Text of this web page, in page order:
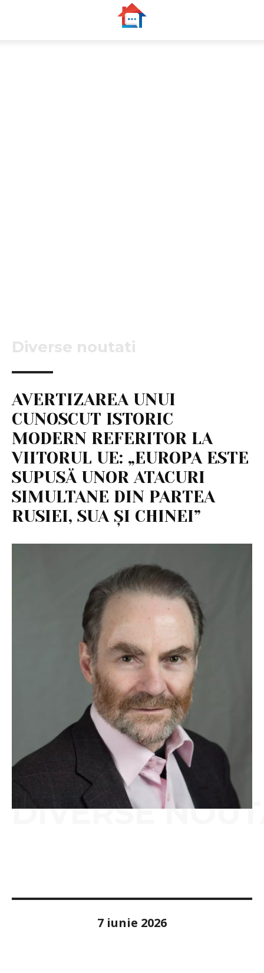
Diverse noutati
AVERTIZAREA UNUI
CUNOSCUT ISTORIC
MODERN REFERITOR LA
VIITORUL UE: „EUROPA ESTE
SUPUSĂ UNOR ATACURI
SIMULTANE DIN PARTEA
RUSIEI, SUA ȘI CHINEI”
DIVERSE
7 iunie 2026